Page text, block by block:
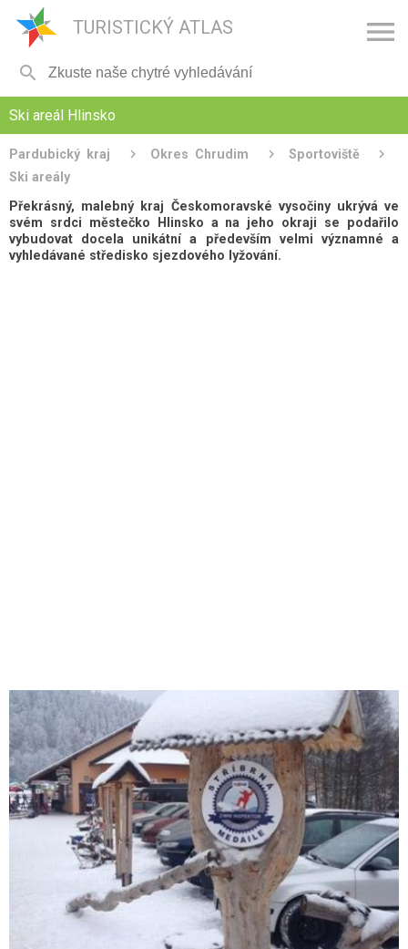
TURISTICKÝ ATLAS 

Ski areál Hlinsko
Pardubický kraj Okres Chrudim
Sportoviště
Ski areály
Překrásný, malebný kraj Českomoravské vysočiny ukrývá ve
svém srdci městečko Hlinsko a na jeho okraji se podařilo
vybudovat docela unikátní a především velmi významné a
vyhledávané středisko sjezdového lyžování.